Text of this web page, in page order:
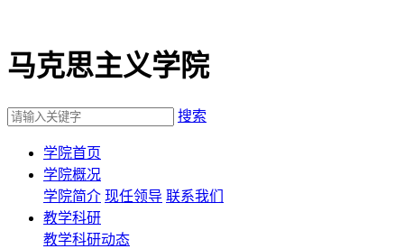
马克思主义学院
搜索
学院首页
学院概况
学院简介 现任领导 联系我们
教学科研
教学科研动态